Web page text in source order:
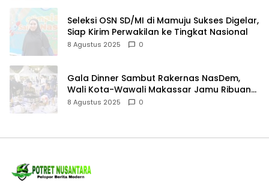
Seleksi OSN SD/MI di Mamuju Sukses Digelar,
Siap Kirim Perwakilan ke Tingkat Nasional
8 Agustus 2025 0
Gala Dinner Sambut Rakernas NasDem,
Wali Kota-Wawali Makassar Jamu Ribuan
Kader se-Indonesia
8 Agustus 2025 0